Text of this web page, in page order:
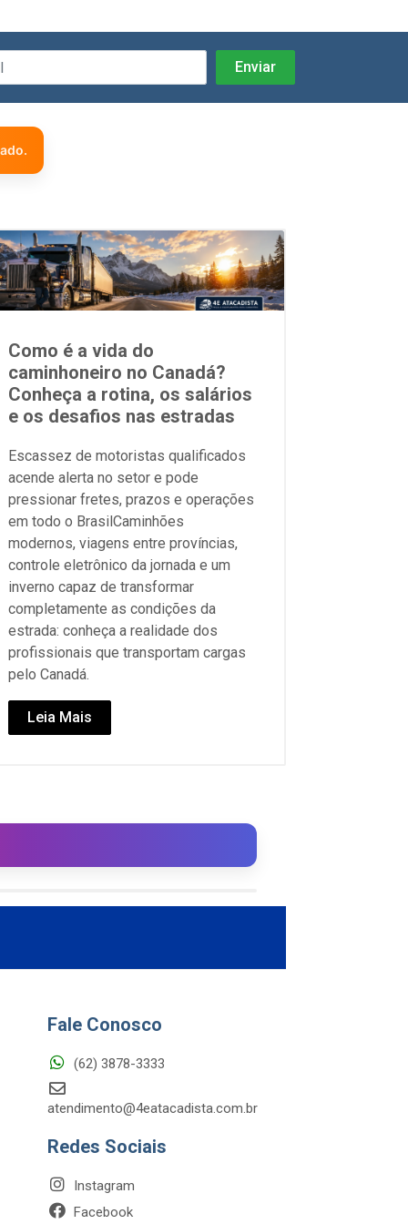
Como é a vida do
caminhoneiro no Canadá?
Conheça a rotina, os salários
e os desafios nas estradas
Escassez de motoristas qualificados
acende alerta no setor e pode
pressionar fretes, prazos e operações
em todo o BrasilCaminhões
modernos, viagens entre províncias,
controle eletrônico da jornada e um
inverno capaz de transformar
completamente as condições da
estrada: conheça a realidade dos
profissionais que transportam cargas
pelo Canadá.
Leia Mais
Fale Conosco
(62) 3878-3333
atendimento@4eatacadista.com.br
Redes Sociais
Instagram
Facebook